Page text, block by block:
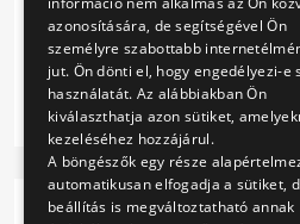
Részvénytársaság
keresett szerződésre
érhetők el a részletes
azonosítására, de segítségével Ön
személyre szabottabb
jut. Ön dönti el, hogy engedélyezi-e
használatát. Az alábbiakban Ön
kiválaszthatja azon sütiket,
kezeléséhez hozzájárul.
A böngészők egy része
automatikusan elfogadja a sütiket,
beállítás is megváltoztatható annak